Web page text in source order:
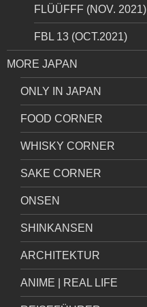
FLÜÜFFF (NOV. 2021)
FBL 13 (OCT.2021)
MORE JAPAN
ONLY IN JAPAN
FOOD CORNER
WHISKY CORNER
SAKE CORNER
ONSEN
SHINKANSEN
ARCHITEKTUR
ANIME | REAL LIFE